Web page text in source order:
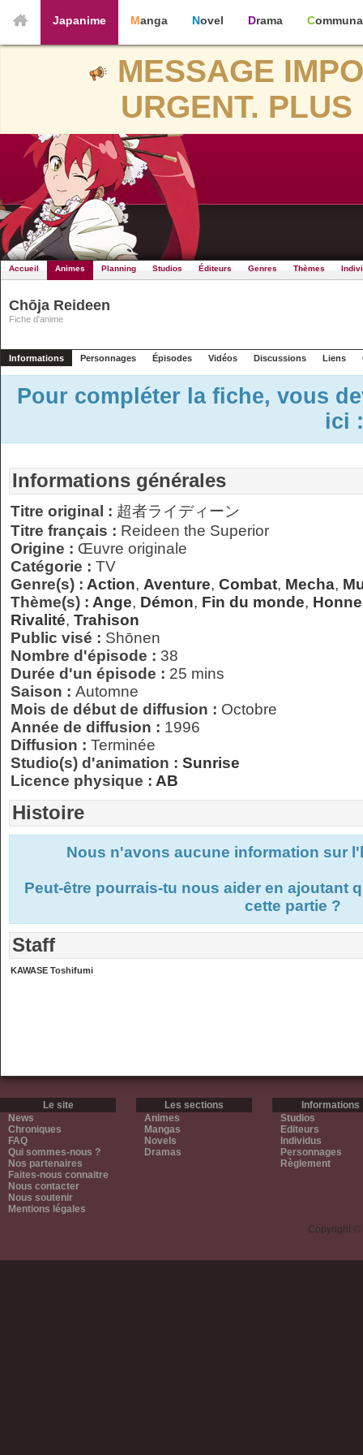
Japanime Manga Novel Drama
MESSAGE
URGENT.
Accueil Animes Planning Studios Éditeurs Genres Thèmes
Chōja Reideen
Fiche d'anime
Informations Personnages Épisodes Vidéos Discussions Liens
Pour compléter la fiche, vous
ici
Informations générales
Titre original : 超者ライディーン
Titre français : Reideen the Superior
Origine : Œuvre originale
Catégorie : TV
Genre(s) : Action, Aventure, Combat, Mecha,
Thème(s) : Ange, Démon, Fin du monde,
Rivalité, Trahison
Public visé : Shōnen
Nombre d'épisode : 38
Durée d'un épisode : 25 mins
Saison : Automne
Mois de début de diffusion : Octobre
Année de diffusion : 1996
Diffusion : Terminée
Studio(s) d'animation : Sunrise
Licence physique : AB
Histoire
Nous n'avons aucune information sur
Peut-être pourrais-tu nous aider en ajoutant
cette partie ?
Staff
KAWASE Toshifumi
Le site
News
Chroniques
FAQ
Qui sommes-nous ?
Nos partenaires
Faites-nous connaitre
Nous contacter
Nous soutenir
Mentions légales
Les sections
Animes
Mangas
Novels
Dramas
Informations
Studios
Editeurs
Individus
Personnages
Règlement
Copyright ©